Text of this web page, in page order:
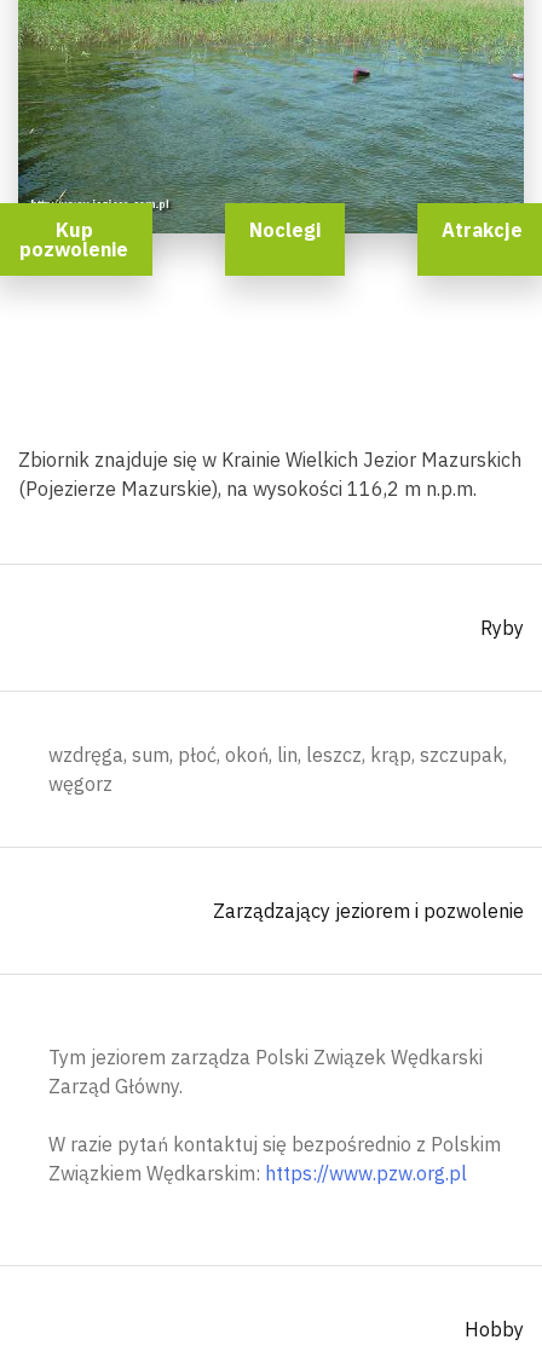
Kup
pozwolenie
Noclegi Atrakcje
Zbiornik znajduje się w Krainie Wielkich Jezior Mazurskich
(Pojezierze Mazurskie), na wysokości 116,2 m n.p.m.
Ryby
wzdręga, sum, płoć, okoń, lin, leszcz, krąp, szczupak,
węgorz
Zarządzający jeziorem i pozwolenie
Tym jeziorem zarządza Polski Związek Wędkarski
Zarząd Główny.
W razie pytań kontaktuj się bezpośrednio z Polskim
Związkiem Wędkarskim: https://www.pzw.org.pl
Hobby